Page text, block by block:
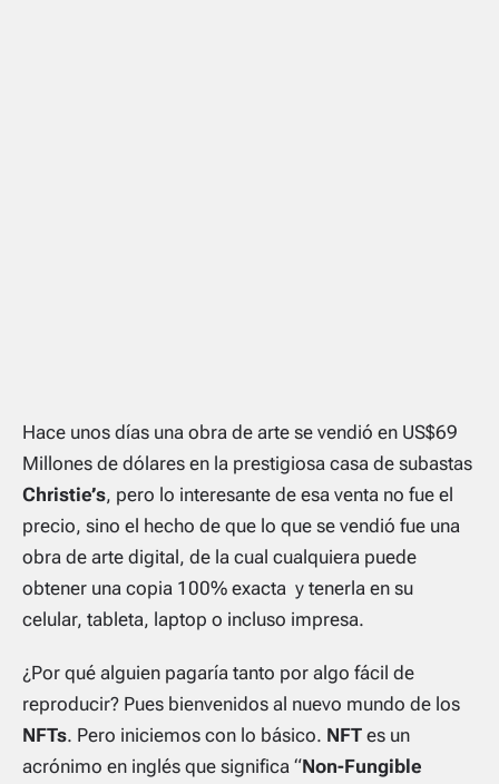
Hace unos días una obra de arte se vendió en US$69
Millones de dólares en la prestigiosa casa de subastas
Christie’s, pero lo interesante de esa venta no fue el
precio, sino el hecho de que lo que se vendió fue una
obra de arte digital, de la cual cualquiera puede
obtener una copia 100% exacta y tenerla en su
celular, tableta, laptop o incluso impresa.
¿Por qué alguien pagaría tanto por algo fácil de
reproducir? Pues bienvenidos al nuevo mundo de los
NFTs. Pero iniciemos con lo básico. NFT es un
acrónimo en inglés que significa “Non-Fungible